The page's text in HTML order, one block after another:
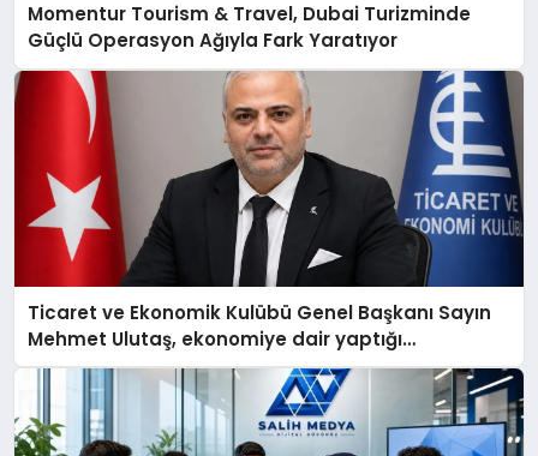
Momentur Tourism & Travel, Dubai Turizminde
Güçlü Operasyon Ağıyla Fark Yaratıyor
Ticaret ve Ekonomik Kulübü Genel Başkanı Sayın
Mehmet Ulutaş, ekonomiye dair yaptığı
açıklamada şunları kaydetti: